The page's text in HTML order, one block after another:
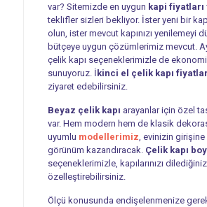
var? Sitemizde en uygun kapi fiyatları
teklifler sizleri bekliyor. İster yeni bir
olun, ister mevcut kapınızı yenilemeyi
bütçeye uygun çözümlerimiz mevcut.
çelik kapı seçeneklerimizle de
sunuyoruz. İkinci el çelik kapı
ziyaret edebilirsiniz.
Beyaz çelik kapı arayanlar için özel
var. Hem modern hem de klasik
uyumlu modellerimiz , evinizin
görünüm kazandıracak. Çelik kapı
seçeneklerimizle, kapılarınızı
özelleştirebilirsiniz.
Ölçü konusunda endişelenmenize